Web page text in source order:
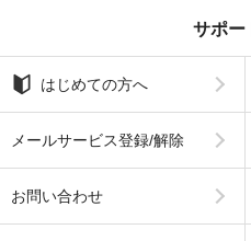
サポー
はじめての方へ
メールサービス登録/解除
お問い合わせ